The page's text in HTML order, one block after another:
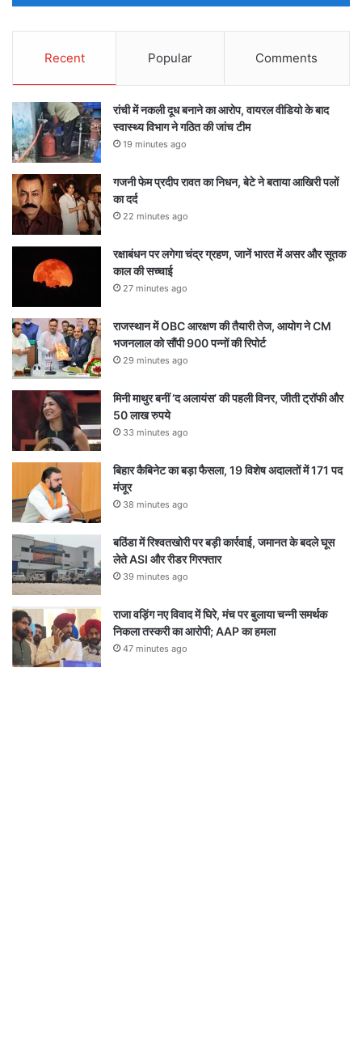
Recent Popular Comments
रांची में नकली दूध बनाने का आरोप, वायरल वीडियो के बाद
स्वास्थ्य विभाग ने गठित की जांच टीम
19 minutes ago
गजनी फेम प्रदीप रावत का निधन, बेटे ने बताया आखिरी पलों
का दर्द
22 minutes ago
रक्षाबंधन पर लगेगा चंद्र ग्रहण, जानें भारत में असर और सूतक
काल की सच्चाई
27 minutes ago
राजस्थान में OBC आरक्षण की तैयारी तेज, आयोग ने CM
भजनलाल को सौंपी 900 पन्नों की रिपोर्ट
29 minutes ago
मिनी माथुर बनीं ‘द अलायंस’ की पहली विनर, जीती ट्रॉफी और
50 लाख रुपये
33 minutes ago
बिहार कैबिनेट का बड़ा फैसला, 19 विशेष अदालतों में 171 पद
मंजूर
38 minutes ago
बठिंडा में रिश्वतखोरी पर बड़ी कार्रवाई, जमानत के बदले घूस
लेते ASI और रीडर गिरफ्तार
39 minutes ago
राजा वड़िंग नए विवाद में घिरे, मंच पर बुलाया चन्नी समर्थक
निकला तस्करी का आरोपी; AAP का हमला
47 minutes ago